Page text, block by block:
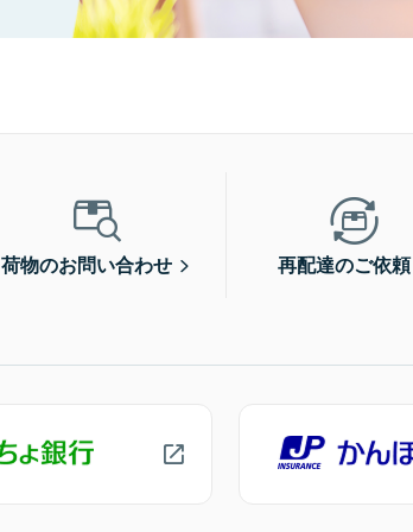
荷物のお問い合わせ 再配達のご依頼